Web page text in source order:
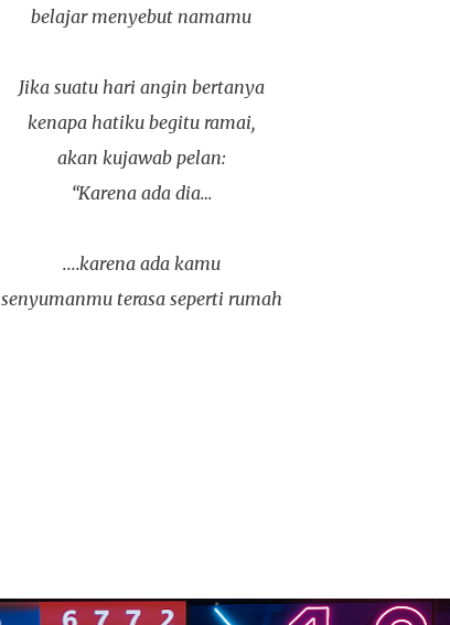
belajar menyebut namamu
Jika suatu hari angin bertanya
kenapa hatiku begitu ramai,
akan kujawab pelan:
“Karena ada dia…
....karena ada kamu
senyumanmu terasa seperti rumah